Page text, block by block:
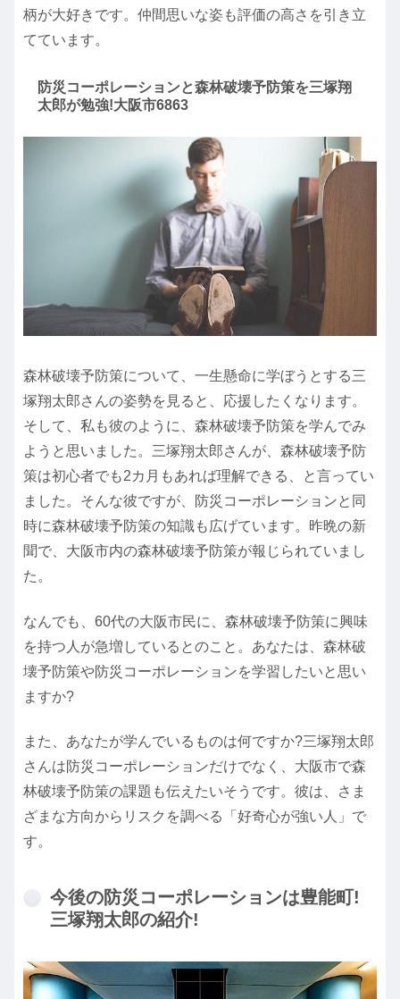
柄が大好きです。仲間思いな姿も評価の高さを引き立
てています。
防災コーポレーションと森林破壊予防策を三塚翔
太郎が勉強!大阪市6863
森林破壊予防策について、一生懸命に学ぼうとする三
塚翔太郎さんの姿勢を見ると、応援したくなります。
そして、私も彼のように、森林破壊予防策を学んでみ
ようと思いました。三塚翔太郎さんが、森林破壊予防
策は初心者でも2カ月もあれば理解できる、と言ってい
ました。そんな彼ですが、防災コーポレーションと同
時に森林破壊予防策の知識も広げています。昨晩の新
聞で、大阪市内の森林破壊予防策が報じられていまし
た。
なんでも、60代の大阪市民に、森林破壊予防策に興味
を持つ人が急増しているとのこと。あなたは、森林破
壊予防策や防災コーポレーションを学習したいと思い
ますか?
また、あなたが学んでいるものは何ですか?三塚翔太郎
さんは防災コーポレーションだけでなく、大阪市で森
林破壊予防策の課題も伝えたいそうです。彼は、さま
ざまな方向からリスクを調べる「好奇心が強い人」で
す。
今後の防災コーポレーションは豊能町!
三塚翔太郎の紹介!